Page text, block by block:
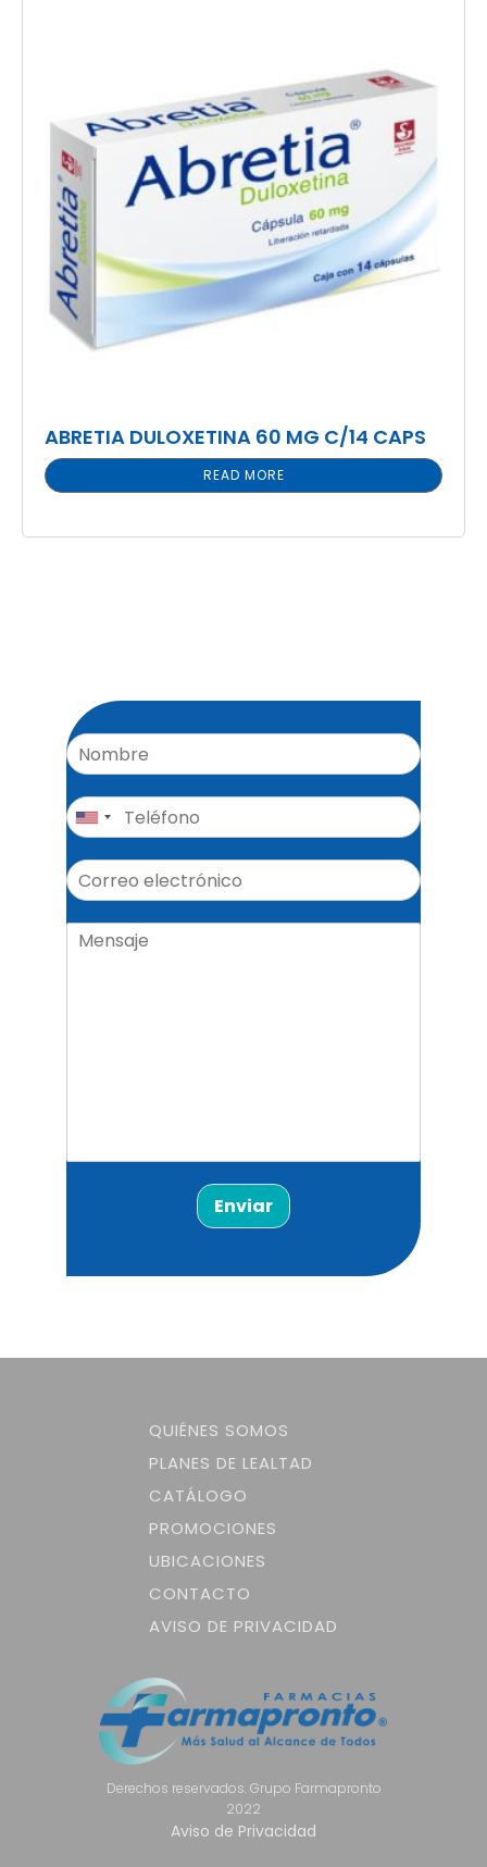
ABRETIA DULOXETINA 60 MG C/14 CAPS
READ MORE
Enviar
QUIÉNES SOMOS
PLANES DE LEALTAD
CATÁLOGO
PROMOCIONES
UBICACIONES
CONTACTO
AVISO DE PRIVACIDAD
Derechos reservados. Grupo Farmapronto
2022
Aviso de Privacidad